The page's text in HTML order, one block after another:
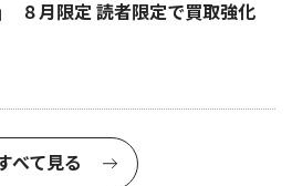
８月限定 読者限定で買取強化
べて見る